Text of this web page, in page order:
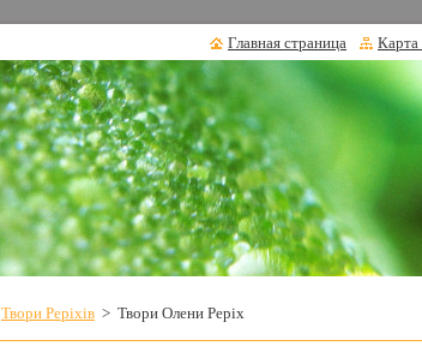
Твори Реріхів > Твори Олени Реріх
Главная страница Карта